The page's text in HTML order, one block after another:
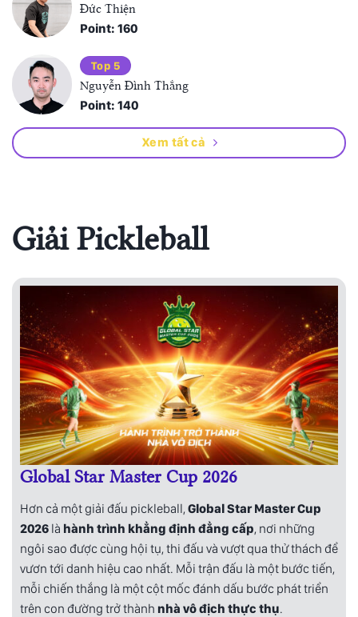
Đức Thiện
Point: 160
Top 5
Nguyễn Đình Thắng
Point: 140
Xem tất cả
Giải Pickleball
Global Star Master Cup 2026
Hơn cả một giải đấu pickleball, Global Star Master Cup
2026 là hành trình khẳng định đẳng cấp, nơi những
ngôi sao được cùng hội tụ, thi đấu và vượt qua thử thách để
vươn tới danh hiệu cao nhất. Mỗi trận đấu là một bước tiến,
mỗi chiến thắng là một cột mốc đánh dấu bước phát triển
trên con đường trở thành nhà vô địch thực thụ.